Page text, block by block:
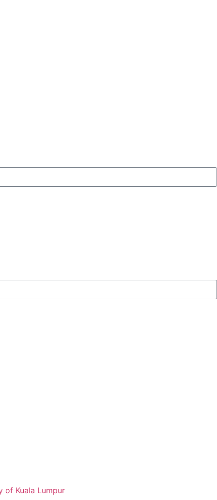
of Kuala Lumpur